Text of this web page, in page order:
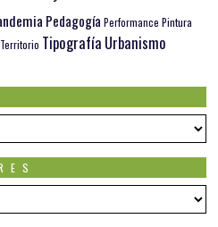
Pedagogía Performance Pintura
Territorio Tipografía Urbanismo